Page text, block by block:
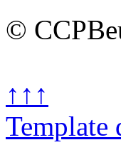
©
↑↑↑
Template